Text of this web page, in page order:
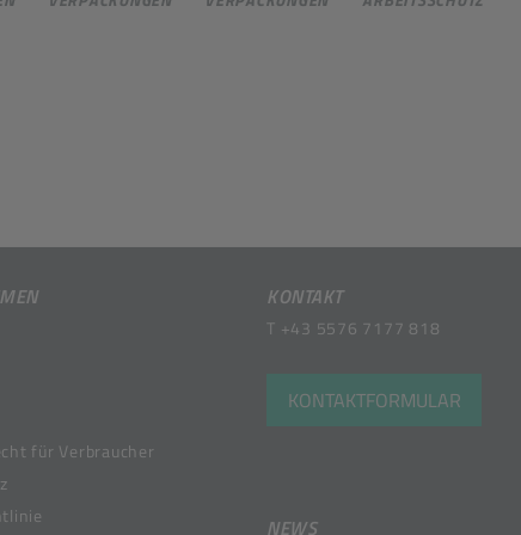
für Verbraucher
KONTAKT
T +43 5576 7177 818
KONTAKTFORMULAR
NEWS